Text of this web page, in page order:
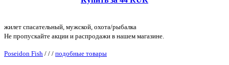
жилет спасательный, мужской, охота/рыбалка
Не пропускайте акции и распродажи в нашем магазине.
Poseidon Fish / / / подобные товары